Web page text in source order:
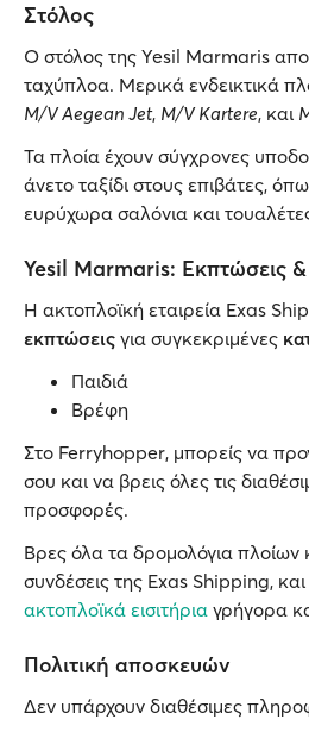
Στόλος
Ο στόλος της Yesil Marmaris
ταχύπλοα. Μερικά ενδεικτικά
M/V Aegean Jet, M/V Kartere, και
Τα πλοία έχουν σύγχρονες
άνετο ταξίδι στους επιβάτες,
ευρύχωρα σαλόνια και
Yesil Marmaris: Εκπτώσεις
Η ακτοπλοϊκή εταιρεία Exas
εκπτώσεις για συγκεκριμένες
Παιδιά
Βρέφη
Στο Ferryhopper, μπορείς να
σου και να βρεις όλες τις
προσφορές.
Βρες όλα τα δρομολόγια πλοίων
συνδέσεις της Exas Shipping,
ακτοπλοϊκά εισιτήρια γρήγορα
Πολιτική αποσκευών
Δεν υπάρχουν διαθέσιμες